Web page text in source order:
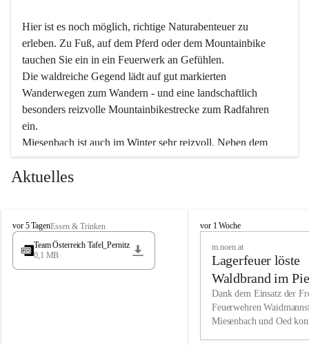
Hier ist es noch möglich, richtige Naturabenteuer zu
erleben. Zu Fuß, auf dem Pferd oder dem Mountainbike
tauchen Sie ein in ein Feuerwerk an Gefühlen.
Die waldreiche Gegend lädt auf gut markierten
Wanderwegen zum Wandern - und eine landschaftlich
besonders reizvolle Mountainbikestrecke zum Radfahren
ein.
Miesenbach ist auch im Winter sehr reizvoll. Neben dem
Eisstockschießen gibt es auf dem nahe gelegenen Unterberg
wunderschöne Naturschneepisten, die zum Schifahren oder
vielfältige Angebot unserer Kulturvereine.
Überzeugen Sie sich selbst, dass Sie in Miesenbach sowie
in den Beherbergungsbetrieben, Gaststätten und urigen
Wir kennen Miesenbach als lebens- und liebenswerten Ort.
Tradition und Innovation werden ebenso groß geschrieben
Aktuelles
M
i
s
vor 5 TagenEssen & Trinken
Team Österreich Tafel_Pernitz
0,1 MB
M
h
vor 1 Woche
m.noen.at
Lagerfeuer löste
Waldbrand im
aus
Dank dem Einsatz der
Feuerwehren
Miesenbach und Oed